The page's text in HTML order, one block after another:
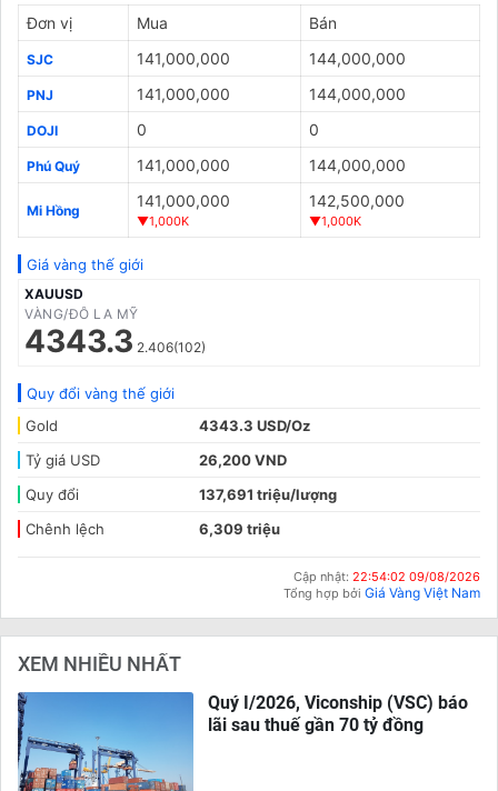
Đơn vị Mua Bán
SJC 141,000,000 144,000,000
PNJ 141,000,000 144,000,000
DOJI 0 0
Phú Quý 141,000,000 144,000,000
Mi Hồng
141,000,000
▼1,000K
142,500,000
▼1,000K
Giá vàng thế giới
XAUUSD
VÀNG/ĐÔ LA MỸ
4343.3 2.406(102)
Quy đổi vàng thế giới
Gold
4343.3 USD/Oz
Tỷ giá USD
26,200 VND
Quy đổi
137,691 triệu/lượng
Chênh lệch
6,309 triệu
Cập nhật: 22:54:02 09/08/2026
Tổng hợp bởi Giá Vàng Việt Nam
XEM NHIỀU NHẤT
Quý I/2026, Viconship (VSC) báo
lãi sau thuế gần 70 tỷ đồng